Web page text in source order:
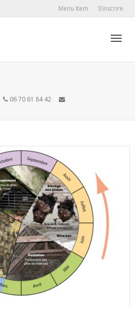
Menu Item S’inscrire
06 70 61 84 42